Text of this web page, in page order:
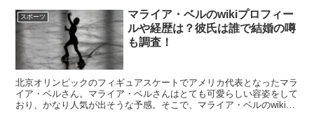
スポーツ
マライア・ベルのwikiプロフィー
ルや経歴は？彼氏は誰で結婚の噂
も調査！
北京オリンピックのフィギュアスケートでアメリカ代表となったマラ
イア・ベルさん。マライア・ベルさんはとても可愛らしい容姿をして
おり、かなり人気が出そうな予感。そこで、マライア・ベルのwikiプ